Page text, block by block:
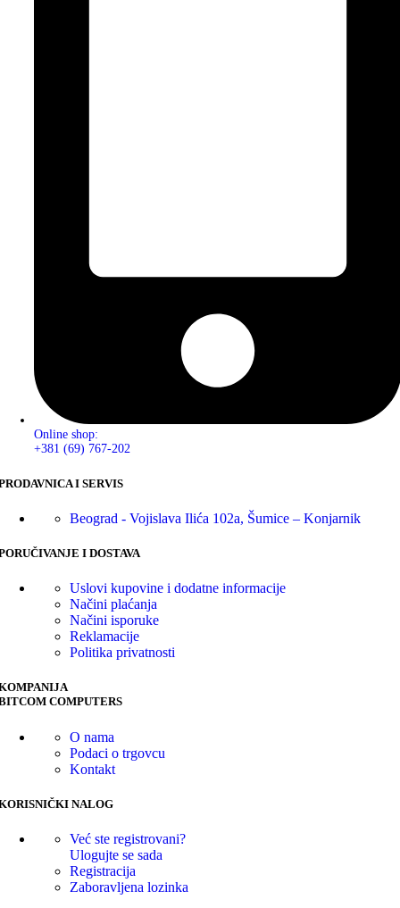
Online shop:
+381 (69) 767-202
I SERVIS
Beograd - Vojislava Ilića 102a, Šumice – Konjarnik
I DOSTAVA
Uslovi kupovine i dodatne informacije
Načini plaćanja
Načini isporuke
Reklamacije
Politika privatnosti
COMPUTERS
O nama
Podaci o trgovcu
Kontakt
NALOG
Već ste registrovani?
Ulogujte se sada
Registracija
Zaboravljena lozinka